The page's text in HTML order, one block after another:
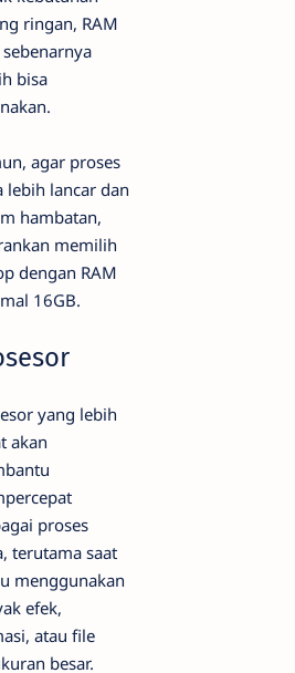
ringan, RAM
bisa
agar proses
lebih lancar dan
hambatan,
memilih
dengan RAM
16GB.
yang lebih
akan
proses
terutama saat
menggunakan
efek,
atau file
besar.